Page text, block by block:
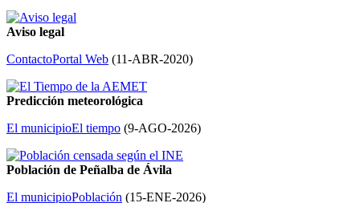
Aviso legal
ContactoPortal Web (11-ABR-2020)
Predicción meteorológica
El municipioEl tiempo (9-AGO-2026)
Población de Peñalba de Ávila
El municipioPoblación (15-ENE-2026)